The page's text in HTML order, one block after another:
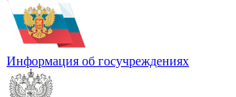
Информация об госучреждениях